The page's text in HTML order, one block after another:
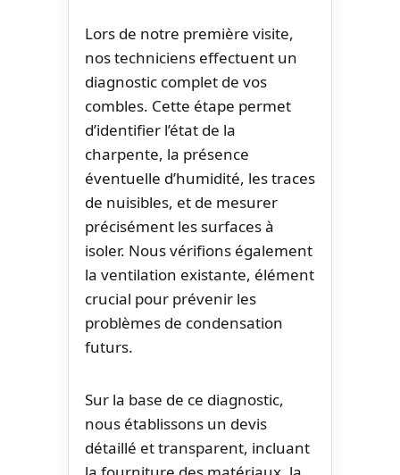
Lors de notre première visite,
nos techniciens effectuent un
diagnostic complet de vos
combles. Cette étape permet
d’identifier l’état de la
charpente, la présence
éventuelle d’humidité, les traces
de nuisibles, et de mesurer
précisément les surfaces à
isoler. Nous vérifions également
la ventilation existante, élément
crucial pour prévenir les
problèmes de condensation
futurs.
Sur la base de ce diagnostic,
nous établissons un devis
détaillé et transparent, incluant